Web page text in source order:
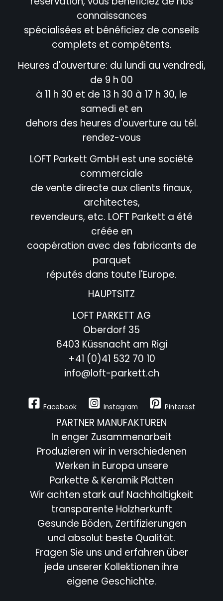
connaissances
spécialisées et bénéficiez de conseils
complets et compétents.
Heures d'ouverture: du lundi au vendredi,
de 9 h 00
à 11 h 30 et de 13 h 30 à 17 h 30, le
samedi et en
dehors des heures d'ouverture au tél.
rendez-vous
LOFT Parkett GmbH est une société
commerciale
de vente directe aux clients finaux,
architectes,
revendeurs, etc. LOFT Parkett a été
créée en
coopération avec des fabricants de
parquet
réputés dans toute l'Europe.
HAUPTSITZ
LOFT PARKETT AG
Oberdorf 35
6403 Küssnacht am Rigi
+41 (0)41 532 70 10
info@loft-parkett.ch
Facebook Instagram Pinterest
PARTNER MANUFAKTUREN
In enger Zusammenarbeit
Produzieren wir in verschiedenen
Werken in Europa unsere
Parkette & Keramik Platten
Wir achten stark auf Nachhaltigkeit
transparente Holzherkunft
Gesunde Böden, Zertifizierungen
und absolut beste Qualität.
Fragen Sie uns und erfahren über
jede unserer Kollektionen ihre
eigene Geschichte.